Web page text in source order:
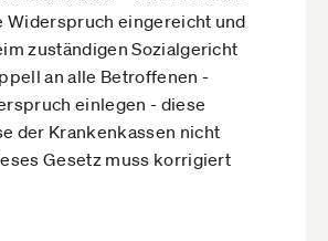
Widerspruch eingereicht und
zuständigen Sozialgericht
an alle Betroffenen -
einlegen - diese
der Krankenkassen nicht
Gesetz muss korrigiert